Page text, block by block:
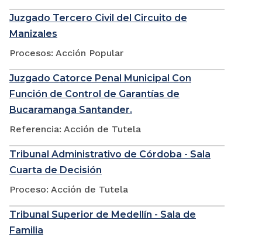
Juzgado Tercero Civil del Circuito de
Manizales
Procesos: Acción Popular
Juzgado Catorce Penal Municipal Con
Función de Control de Garantías de
Bucaramanga Santander.
Referencia: Acción de Tutela
Tribunal Administrativo de Córdoba - Sala
Cuarta de Decisión
Proceso: Acción de Tutela
Tribunal Superior de Medellín - Sala de
Familia